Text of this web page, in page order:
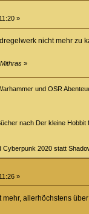
»
nicht mehr zu
»
und OSR
nach Der kleine
Cyberpunk 2020 statt
»
allerhöchstens